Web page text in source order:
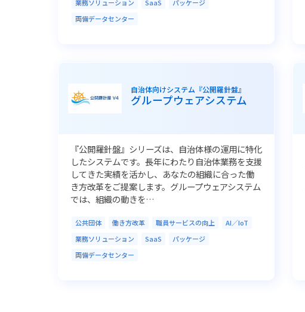
業務ソリューション
SaaS
パッケージ
両備データセンター
自治体向けシステム『公開羅針盤』
グループウェアシステム
『公開羅針盤』シリーズは、自治体様の運用に特化
したシステムです。長年にわたり自治体業務を支援
してきた実績を活かし、あなたの組織に合った働
き方改革をご提案します。グループウェアシステム
では、組織の動きを…
公共団体 働き方改革 職員サービスの向上
AI／IoT
業務ソリューション
SaaS
パッケージ
両備データセンター